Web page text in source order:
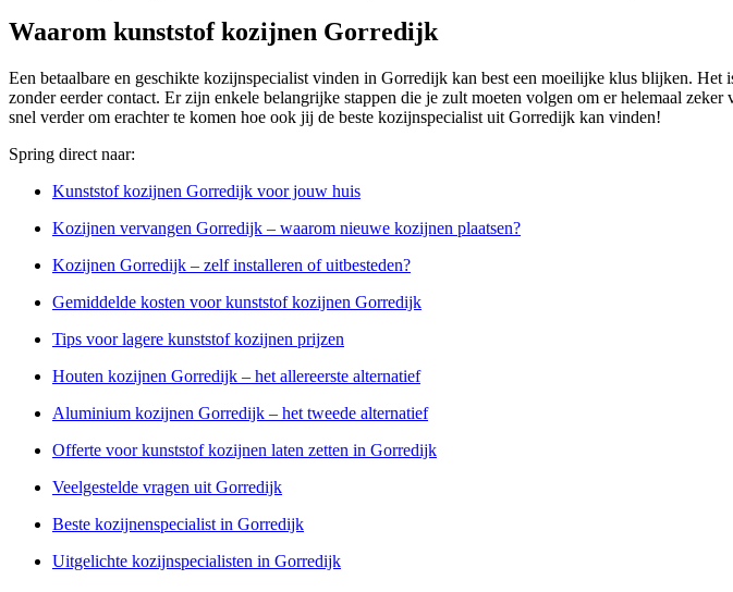
Waarom kunststof kozijnen Gorredijk
Een betaalbare en geschikte kozijnspecialist vinden in Gorredijk kan best een moeilijke klus blijken.
zonder eerder contact. Er zijn enkele belangrijke stappen die je zult moeten volgen om er helemaal
snel verder om erachter te komen hoe ook jij de beste kozijnspecialist uit Gorredijk kan vinden!
Spring direct naar:
Kunststof kozijnen Gorredijk voor jouw huis
Kozijnen vervangen Gorredijk – waarom nieuwe kozijnen plaatsen?
Kozijnen Gorredijk – zelf installeren of uitbesteden?
Gemiddelde kosten voor kunststof kozijnen Gorredijk
Tips voor lagere kunststof kozijnen prijzen
Houten kozijnen Gorredijk – het allereerste alternatief
Aluminium kozijnen Gorredijk – het tweede alternatief
Offerte voor kunststof kozijnen laten zetten in Gorredijk
Veelgestelde vragen uit Gorredijk
Beste kozijnenspecialist in Gorredijk
Uitgelichte kozijnspecialisten in Gorredijk